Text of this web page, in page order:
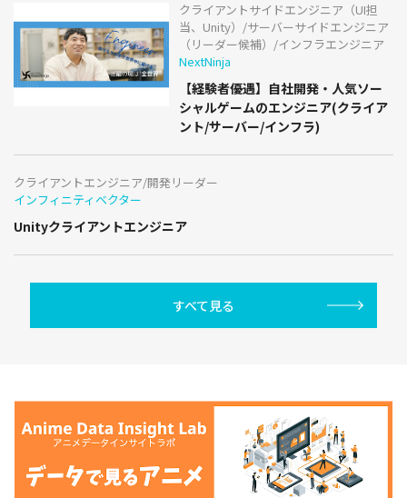
クライアントサイドエンジニア（UI担
当、Unity）/サーバーサイドエンジニア
（リーダー候補）/インフラエンジニア
NextNinja
【経験者優遇】自社開発・人気ソー
シャルゲームのエンジニア(クライア
ント/サーバー/インフラ)
クライアントエンジニア/開発リーダー
インフィニティベクター
Unityクライアントエンジニア
すべて見る